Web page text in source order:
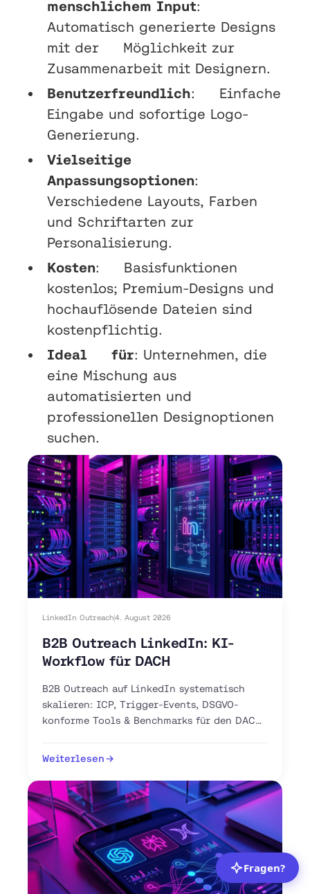
menschlichem Input:
Automatisch generierte Designs
mit der Möglichkeit zur
Zusammenarbeit mit Designern.
Benutzerfreundlich: Einfache
Eingabe und sofortige Logo-
Generierung.
Vielseitige
Anpassungsoptionen:
Verschiedene Layouts, Farben
und Schriftarten zur
Personalisierung.
Kosten: Basisfunktionen
kostenlos; Premium-Designs und
hochauflösende Dateien sind
kostenpflichtig.
Ideal für: Unternehmen, die
eine Mischung aus
automatisierten und
professionellen Designoptionen
suchen.
LinkedIn Outreach4. August 2026
B2B Outreach LinkedIn: KI-
Workflow für DACH
B2B Outreach auf LinkedIn systematisch
skalieren: ICP, Trigger-Events, DSGVO-
konforme Tools & Benchmarks für den DACH-
Weiterlesen